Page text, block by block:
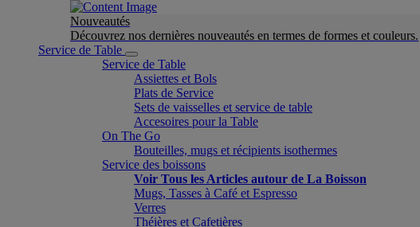
Nouveautés
Découvrez nos dernières nouveautés en termes de formes et couleurs.
Service de Table
Service de Table
Assiettes et Bols
Plats de Service
Sets de vaisselles et service de table
Accesoires pour la Table
On The Go
Bouteilles, mugs et récipients isothermes
Service des boissons
Voir Tous les Articles autour de La Boisson
Mugs, Tasses à Café et Espresso
Verres
Théières et Cafetières